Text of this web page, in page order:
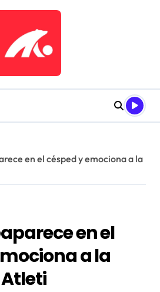
en el césped y emociona a la
en el
a la